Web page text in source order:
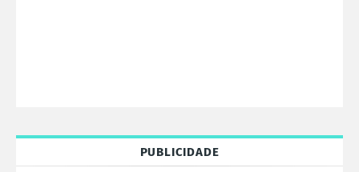
PUBLICIDADE